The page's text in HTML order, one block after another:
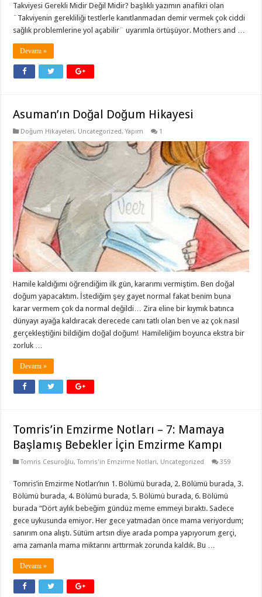
Takviyesi Gerekli Midir Değil Midir? başlıklı yazımın anafikri olan
¨Takviyenin gerekliliği testlerle kanıtlanmadan demir vermek çok ciddi
sağlık problemlerine yol açabilir¨ uyarımla örtüşüyor. Mothers and …
Devamı »
Asuman’ın Doğal Doğum Hikayesi
Doğum Hikayeleri, Uncategorized,Yapım 1
Hamile kaldığımı öğrendiğim ilk gün, kararımı vermiştim. Ben doğal
doğum yapacaktım. İstediğim şey gayet normal fakat benim buna
karar vermem çok da normal değildi… Zira eline bir kıymık batınca
dünyayı ayağa kaldıracak derecede canı tatlı olan ben ve az çok nasıl
gerçekleştiğini bildiğim doğal doğum! Hamileliğim boyunca ekstra bir
zorluk …
Devamı »
Tomris’in Emzirme Notları – 7: Mamaya
Başlamış Bebekler İçin Emzirme Kampı
Tomris Cesuroğlu,Tomris'in Emzirme Notlari, Uncategorized 359
Tomris’in Emzirme Notları’nın 1. Bölümü burada, 2. Bölümü burada, 3.
Bölümü burada, 4. Bölümü burada, 5. Bölümü burada, 6. Bölümü
burada “Dört aylık bebeğim gündüz meme emmeyi bıraktı. Sadece
gece uykusunda emiyor. Her gece yatmadan önce mama veriyordum;
sanırım ona alıştı. Sütüm artsın diye arada pompa yapıyorum gerçi,
ama zamanla mama miktarını arttırmak zorunda kaldık. Bu …
Devamı »